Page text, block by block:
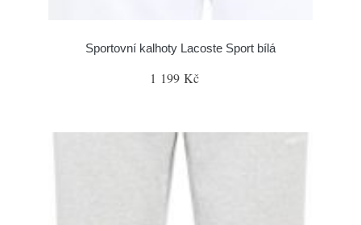
Sportovní kalhoty Lacoste Sport bílá
1 199 Kč